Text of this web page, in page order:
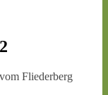
Fliederberg